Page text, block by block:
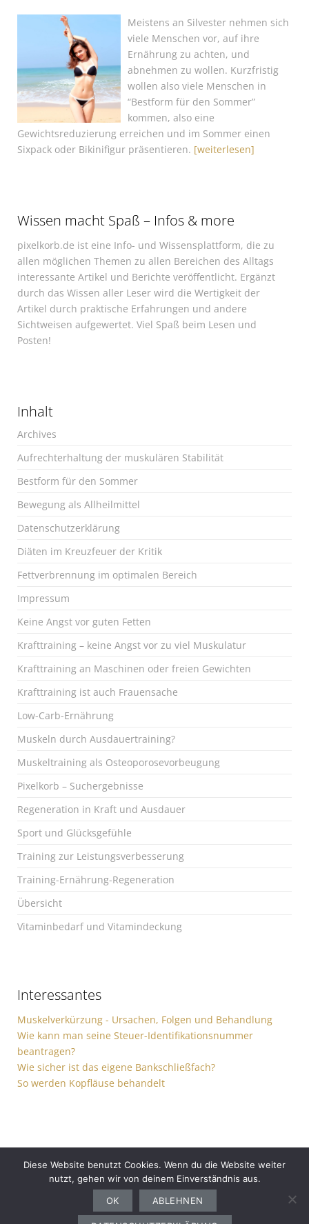
Meistens an Silvester nehmen sich
viele Menschen vor, auf ihre
Ernährung zu achten, und
abnehmen zu wollen. Kurzfristig
wollen also viele Menschen in
“Bestform für den Sommer”
kommen, also eine
Gewichtsreduzierung erreichen und im Sommer einen
Sixpack oder Bikinifigur präsentieren. [weiterlesen]
Wissen macht Spaß – Infos & more
pixelkorb.de ist eine Info- und Wissensplattform, die zu
allen möglichen Themen zu allen Bereichen des Alltags
interessante Artikel und Berichte veröffentlicht. Ergänzt
durch das Wissen aller Leser wird die Wertigkeit der
Artikel durch praktische Erfahrungen und andere
Sichtweisen aufgewertet. Viel Spaß beim Lesen und
Posten!
Inhalt
Archives
Aufrechterhaltung der muskulären Stabilität
Bestform für den Sommer
Bewegung als Allheilmittel
Datenschutzerklärung
Diäten im Kreuzfeuer der Kritik
Fettverbrennung im optimalen Bereich
Impressum
Keine Angst vor guten Fetten
Krafttraining – keine Angst vor zu viel Muskulatur
Krafttraining an Maschinen oder freien Gewichten
Krafttraining ist auch Frauensache
Low-Carb-Ernährung
Muskeln durch Ausdauertraining?
Muskeltraining als Osteoporosevorbeugung
Pixelkorb – Suchergebnisse
Regeneration in Kraft und Ausdauer
Sport und Glücksgefühle
Training zur Leistungsverbesserung
Training-Ernährung-Regeneration
Übersicht
Vitaminbedarf und Vitamindeckung
Interessantes
Muskelverkürzung - Ursachen, Folgen und Behandlung
Wie kann man seine Steuer-Identifikationsnummer
beantragen?
Wie sicher ist das eigene Bankschließfach?
So werden Kopfläuse behandelt
Finanzen Ernährung Auto
Haushalt
Bewerbung
Garten Freizeit
Diese Website benutzt Cookies. Wenn du die Website weiter
nutzt, gehen wir von deinem Einverständnis aus.
OK
ABLEHNEN